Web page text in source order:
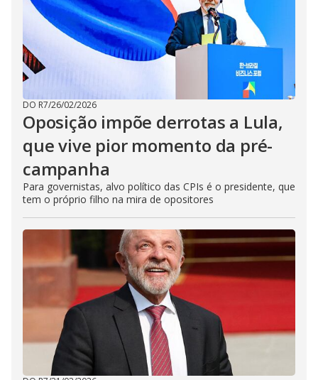
DO R7/26/02/2026
Oposição impõe derrotas a Lula,
que vive pior momento da pré-
campanha
Para governistas, alvo político das CPIs é o presidente, que
tem o próprio filho na mira de opositores